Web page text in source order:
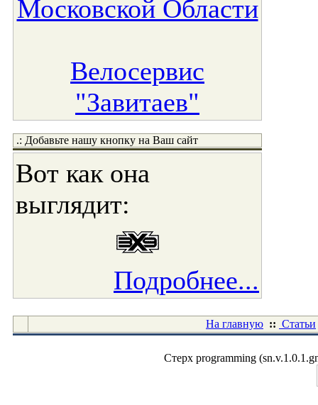
Московской Области
Велосервис
"Завитаев"
.: Добавьте нашу кнопку на Ваш сайт
Вот как она
выглядит:
Подробнее...
На главную :: Статьи
Стерх programming